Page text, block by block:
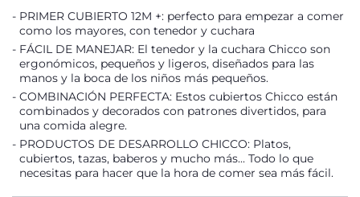
PRIMER CUBIERTO 12M +: perfecto para empezar a comer
como los mayores, con tenedor y cuchara
FÁCIL DE MANEJAR: El tenedor y la cuchara Chicco son
ergonómicos, pequeños y ligeros, diseñados para las
manos y la boca de los niños más pequeños.
COMBINACIÓN PERFECTA: Estos cubiertos Chicco están
combinados y decorados con patrones divertidos, para
una comida alegre.
PRODUCTOS DE DESARROLLO CHICCO: Platos,
cubiertos, tazas, baberos y mucho más... Todo lo que
necesitas para hacer que la hora de comer sea más fácil.